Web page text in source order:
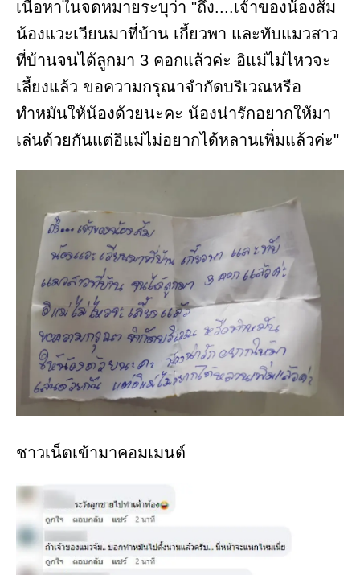
เนื้อหาในจดหมายระบุว่า "ถึง....เจ้าของน้องส้ม
น้องแวะเวียนมาที่บ้าน เกี้ยวพา และทับแมวสาว
ที่บ้านจนได้ลูกมา 3 คอกแล้วค่ะ อิแม่ไม่ไหวจะ
เลี้ยงแล้ว ขอความกรุณาจำกัดบริเวณหรือ
ทำหมันให้น้องด้วยนะคะ น้องน่ารักอยากให้มา
เล่นด้วยกันแต่อิแม่ไม่อยากได้หลานเพิ่มแล้วค่ะ"
ชาวเน็ตเข้ามาคอมเมนต์